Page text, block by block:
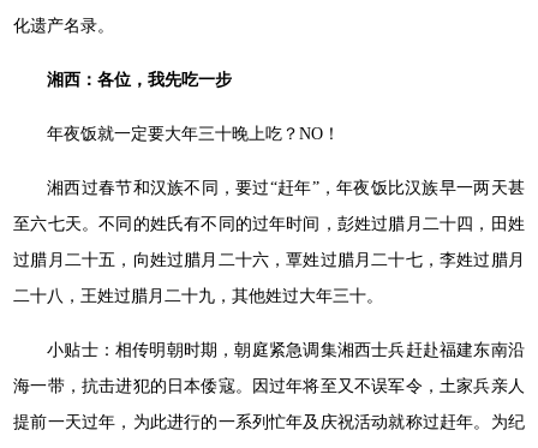
化遗产名录。
湘西：各位，我先吃一步
年夜饭就一定要大年三十晚上吃？NO！
湘西过春节和汉族不同，要过“赶年”，年夜饭比汉族早一两天甚
至六七天。不同的姓氏有不同的过年时间，彭姓过腊月二十四，田姓
过腊月二十五，向姓过腊月二十六，覃姓过腊月二十七，李姓过腊月
二十八，王姓过腊月二十九，其他姓过大年三十。
小贴士：相传明朝时期，朝庭紧急调集湘西士兵赶赴福建东南沿
海一带，抗击进犯的日本倭寇。因过年将至又不误军令，土家兵亲人
提前一天过年，为此进行的一系列忙年及庆祝活动就称过赶年。为纪